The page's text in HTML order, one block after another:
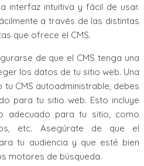
interfaz intuitiva y fácil de usar.
a través de las distintas
que ofrece el CMS.
de que el CMS tenga una
los datos de tu sitio web. Una
CMS autoadministrable, debes
para tu sitio web. Esto incluye
adecuado para tu sitio, como
etc. Asegúrate de que el
tu audiencia y que esté bien
motores de búsqueda.